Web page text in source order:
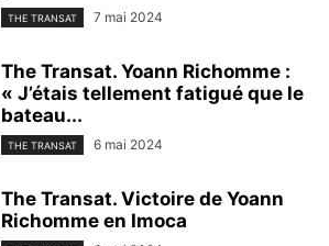
THE TRANSAT 7 mai 2024
The Transat. Yoann Richomme :
« J’étais tellement fatigué que le
bateau...
THE TRANSAT 6 mai 2024
The Transat. Victoire de Yoann
Richomme en Imoca